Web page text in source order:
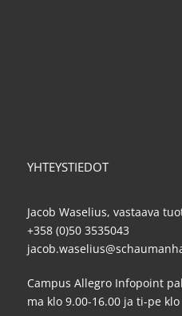
YHTEYSTIEDOT
Jacob Waselius, vastaava
+358 (0)50 3535043
Campus Allegro Infopoint
ma klo 9.00-16.00 ja ti-pe